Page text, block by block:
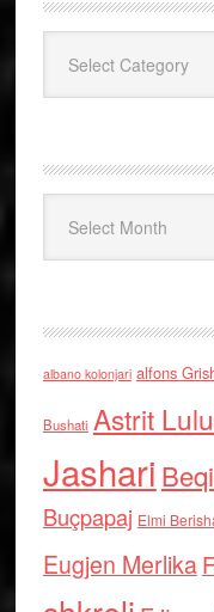
albano kolonjari alfons
Bushati Astrit
Jashari
Buçpapaj Elmi
Eugjen Merlika